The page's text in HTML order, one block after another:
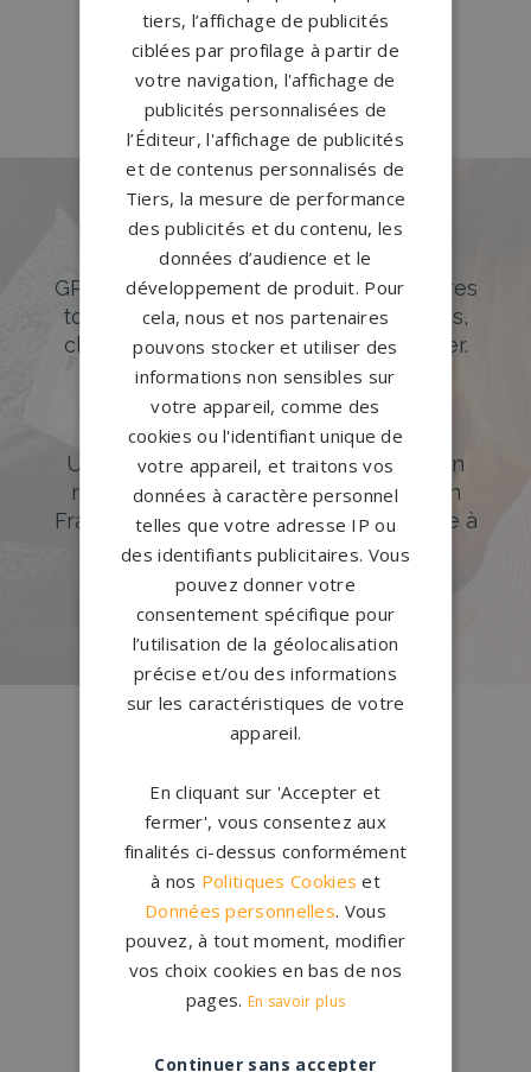
Pompes funèbres Rueil-
Malmaison →
Des pierres tombales uniques et
originales
GPG Granit offre un large choix de pierres
tombales en granit de styles modernes,
classiques ou originales à personnaliser.
Accompagnement sur-mesure
Un accompagnement sur mesure et un
réseau de 1200 partenaires partout en
France. Personnalisation avancée grâce à
notre configurateur 3D en ligne.
PERSONNALISEZ VOTRE MONUMENT
française
Créationssur-mesure
Configurateur
1.200 partenairesen France
Nos partenaires
tiers, l’affichage de publicités
ciblées par profilage à partir de
votre navigation, l'affichage de
publicités personnalisées de
l’Éditeur, l'affichage de publicités
et de contenus personnalisés de
Tiers, la mesure de performance
des publicités et du contenu, les
données d’audience et le
développement de produit. Pour
cela, nous et nos partenaires
pouvons stocker et utiliser des
informations non sensibles sur
votre appareil, comme des
cookies ou l'identifiant unique de
votre appareil, et traitons vos
données à caractère personnel
telles que votre adresse IP ou
des identifiants publicitaires. Vous
pouvez donner votre
consentement spécifique pour
l’utilisation de la géolocalisation
précise et/ou des informations
sur les caractéristiques de votre
appareil.
En cliquant sur 'Accepter et
fermer', vous consentez aux
finalités ci-dessus conformément
à nos Politiques Cookies et
Données personnelles. Vous
pouvez, à tout moment, modifier
vos choix cookies en bas de nos
pages. En savoir plus
Continuer sans accepter